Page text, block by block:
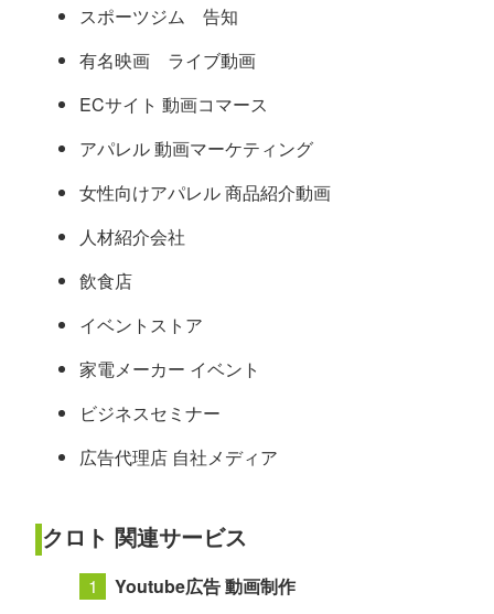
スポーツジム 告知
有名映画 ライブ動画
ECサイト 動画コマース
アパレル 動画マーケティング
女性向けアパレル 商品紹介動画
人材紹介会社
飲食店
イベントストア
家電メーカー イベント
ビジネスセミナー
広告代理店 自社メディア
クロト 関連サービス
Youtube広告 動画制作